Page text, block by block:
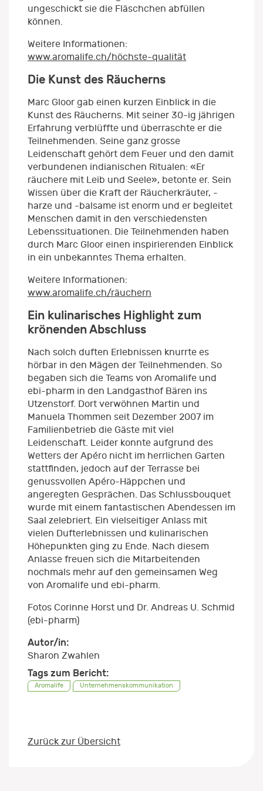
ungeschickt sie die Fläschchen abfüllen
können.
Weitere Informationen:
www.aromalife.ch/höchste-qualität
Die Kunst des Räucherns
Marc Gloor gab einen kurzen Einblick in die
Kunst des Räucherns. Mit seiner 30-ig jährigen
Erfahrung verblüffte und überraschte er die
Teilnehmenden. Seine ganz grosse
Leidenschaft gehört dem Feuer und den damit
verbundenen indianischen Ritualen: «Er
räuchere mit Leib und Seele», betonte er. Sein
Wissen über die Kraft der Räucherkräuter, -
harze und -balsame ist enorm und er begleitet
Menschen damit in den verschiedensten
Lebenssituationen. Die Teilnehmenden haben
durch Marc Gloor einen inspirierenden Einblick
in ein unbekanntes Thema erhalten.
Weitere Informationen:
www.aromalife.ch/räuchern
Ein kulinarisches Highlight zum
krönenden Abschluss
Nach solch duften Erlebnissen knurrte es
hörbar in den Mägen der Teilnehmenden. So
begaben sich die Teams von Aromalife und
ebi-pharm in den Landgasthof Bären ins
Utzenstorf. Dort verwöhnen Martin und
Manuela Thommen seit Dezember 2007 im
Familienbetrieb die Gäste mit viel
Leidenschaft. Leider konnte aufgrund des
Wetters der Apéro nicht im herrlichen Garten
stattfinden, jedoch auf der Terrasse bei
genussvollen Apéro-Häppchen und
angeregten Gesprächen. Das Schlussbouquet
wurde mit einem fantastischen Abendessen im
Saal zelebriert. Ein vielseitiger Anlass mit
vielen Dufterlebnissen und kulinarischen
Höhepunkten ging zu Ende. Nach diesem
Anlasse freuen sich die Mitarbeitenden
nochmals mehr auf den gemeinsamen Weg
von Aromalife und ebi-pharm.
Fotos Corinne Horst und Dr. Andreas U. Schmid
(ebi-pharm)
Autor/in:
Sharon Zwahlen
Tags zum Bericht:
Aromalife Unternehmenskommunikation
Zurück zur Übersicht